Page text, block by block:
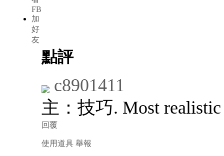
FB
加
好
友
點評
c8901411
主：技巧. Most
回覆
使用道具 舉報